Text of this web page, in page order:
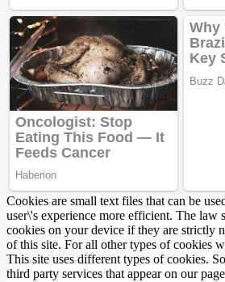
Cookies are small text files that can be
user\'s experience more efficient. The law
cookies on your device if they are strictly
of this site. For all other types of cookies
This site uses different types of cookies.
third party services that appear on our